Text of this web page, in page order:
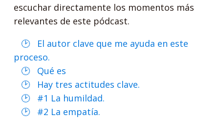
escuchar directamente los momentos más
relevantes de este pódcast.
El autor clave que me ayuda en este
proceso.
Qué es
Hay tres actitudes clave.
#1 La humildad.
#2 La empatía.